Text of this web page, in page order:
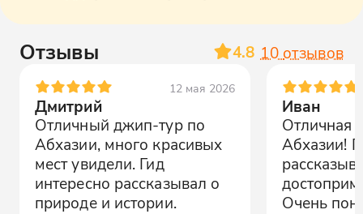
Отзывы 4.8 10 отзывов
12 мая 2026
Дмитрий
Отличный джип-тур по
Абхазии, много красивых
мест увидели. Гид
интересно рассказывал о
природе и истории.
Иван
Отличная
Абхазии!
Очень